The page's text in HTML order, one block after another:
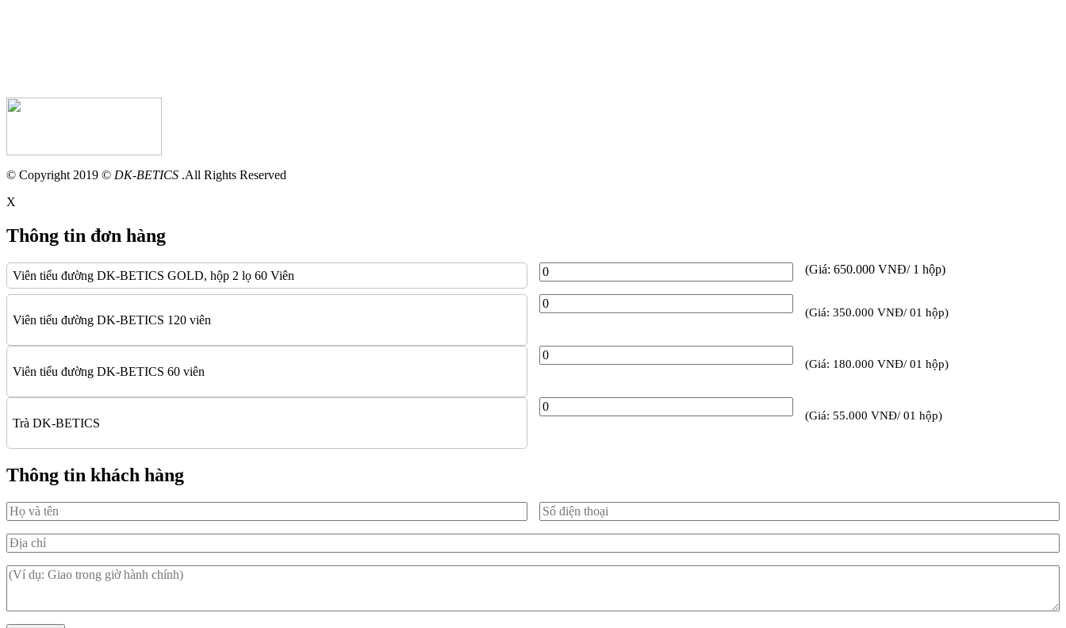
© Copyright 2019 © DK-BETICS .All Rights Reserved
X
Thông tin đơn hàng
Viên tiểu đường DK-BETICS GOLD, hộp 2 lọ 60 Viên (Giá: 650.000 VNĐ/ 1 hộp)
Viên tiểu đường DK-BETICS 120 viên
(Giá: 350.000 VNĐ/ 01 hộp)
Viên tiểu đường DK-BETICS 60 viên
(Giá: 180.000 VNĐ/ 01 hộp)
Trà DK-BETICS
(Giá: 55.000 VNĐ/ 01 hộp)
Thông tin khách hàng